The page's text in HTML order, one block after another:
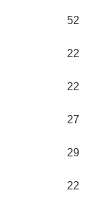
52
22
22
27
29
22